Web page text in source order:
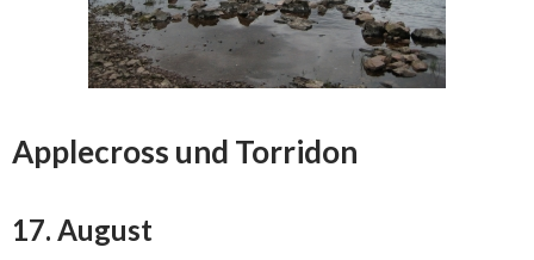
Applecross und Torridon
17. August